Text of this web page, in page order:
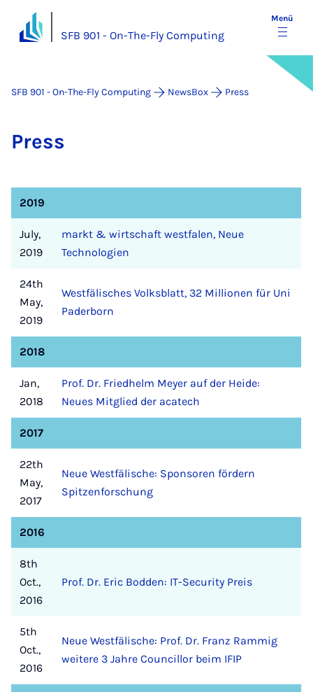
SFB 901 - On-The-Fly Computing
Menü
SFB 901 - On-The-Fly Computing NewsBox Press
Press
July,
2019
markt & wirtschaft westfalen, Neue
Technologien
24th
May,
2019
Westfälisches Volksblatt, 32 Millionen für Uni
Paderborn
2018
Jan,
2018
Prof. Dr. Friedhelm Meyer auf der Heide:
Neues Mitglied der acatech
2017
22th
May,
2017
Neue Westfälische: Sponsoren fördern
Spitzenforschung
2016
2019
8th
Oct.,
2016
Prof. Dr. Eric Bodden: IT-Security Preis
5th
Oct.,
2016
Neue Westfälische: Prof. Dr. Franz Rammig
weitere 3 Jahre Councillor beim IFIP